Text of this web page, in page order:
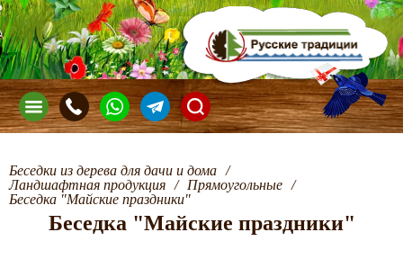
Беседки из дерева для дачи и дома /
Ландшафтная продукция / Прямоугольные /
Беседка "Майские праздники"
Беседка "Майские праздники"